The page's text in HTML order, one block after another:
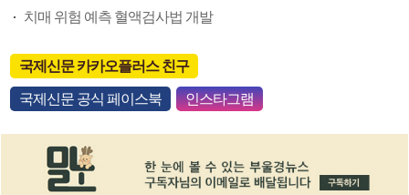
치매 위험 예측 혈액검사법 개발
국제신문 카카오플러스 친구
국제신문 공식 페이스북 인스타그램